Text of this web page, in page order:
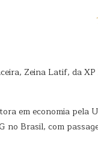
Zeina Latif, da
em economia pela
no Brasil, com